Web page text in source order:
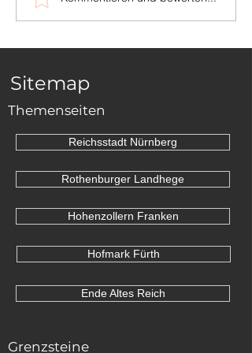
Deutschrittersteine
Sitemap
Themenseiten
Reichsstadt Nürnberg
Rothenburger Landhege
Hohenzollern Franken
Hofmark Fürth
Ende Altes Reich
Grenzsteine